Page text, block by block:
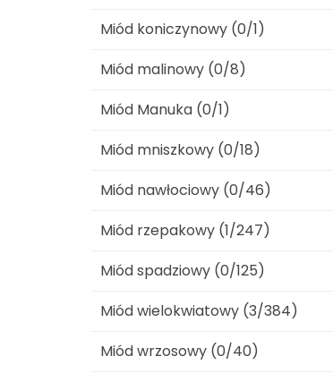
Miód koniczynowy (0/1)
Miód malinowy (0/8)
Miód Manuka (0/1)
Miód mniszkowy (0/18)
Miód nawłociowy (0/46)
Miód rzepakowy (1/247)
Miód spadziowy (0/125)
Miód wielokwiatowy (3/384)
Miód wrzosowy (0/40)